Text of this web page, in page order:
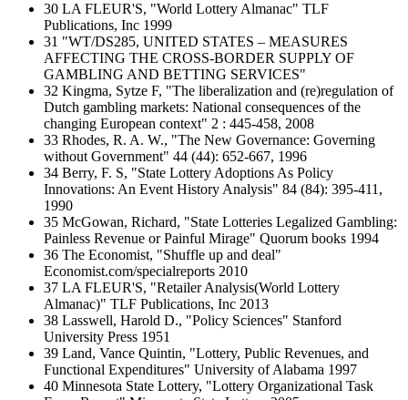
30 LA FLEUR'S, "World Lottery Almanac" TLF
Publications, Inc 1999
31 "WT/DS285, UNITED STATES – MEASURES
AFFECTING THE CROSS-BORDER SUPPLY OF
GAMBLING AND BETTING SERVICES"
32 Kingma, Sytze F, "The liberalization and (re)regulation of
Dutch gambling markets: National consequences of the
changing European context" 2 : 445-458, 2008
33 Rhodes, R. A. W., "The New Governance: Governing
without Government" 44 (44): 652-667, 1996
34 Berry, F. S, "State Lottery Adoptions As Policy
Innovations: An Event History Analysis" 84 (84): 395-411,
1990
35 McGowan, Richard, "State Lotteries Legalized Gambling:
Painless Revenue or Painful Mirage" Quorum books 1994
36 The Economist, "Shuffle up and deal"
Economist.com/specialreports 2010
37 LA FLEUR'S, "Retailer Analysis(World Lottery
Almanac)" TLF Publications, Inc 2013
38 Lasswell, Harold D., "Policy Sciences" Stanford
University Press 1951
39 Land, Vance Quintin, "Lottery, Public Revenues, and
Functional Expenditures" University of Alabama 1997
40 Minnesota State Lottery, "Lottery Organizational Task